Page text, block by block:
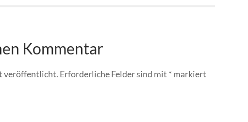
Kommentar
veröffentlicht. Erforderliche Felder sind mit * markiert